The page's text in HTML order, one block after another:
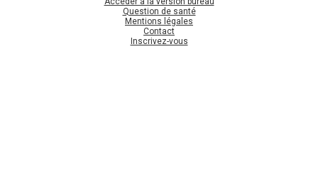
Question de santé
Mentions légales
Contact
Inscrivez-vous